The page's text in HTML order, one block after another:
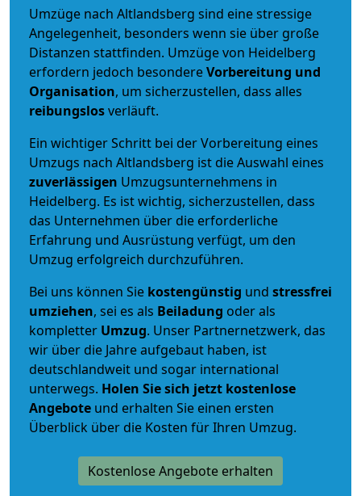
Umzüge nach Altlandsberg sind eine stressige
Angelegenheit, besonders wenn sie über große
Distanzen stattfinden. Umzüge von Heidelberg
erfordern jedoch besondereVorbereitung und
Organisation, um sicherzustellen, dass alles
reibungslosverläuft.
Ein wichtiger Schritt bei der Vorbereitung eines
Umzugs nach Altlandsberg ist die Auswahl eines
zuverlässigen Umzugsunternehmens in
Heidelberg. Es ist wichtig, sicherzustellen, dass
das Unternehmen über die erforderliche
Erfahrung und Ausrüstung verfügt, um den
Umzug erfolgreich durchzuführen.
Bei uns können Sie kostengünstig und stressfrei
umziehen, sei es als Beiladung oder als
kompletter Umzug. Unser Partnernetzwerk, das
wir über die Jahre aufgebaut haben, ist
deutschlandweit und sogar international
unterwegs. Holen Sie sich jetzt kostenlose
Angebote und erhalten Sie einen ersten
Überblick über die Kosten für Ihren Umzug.
Kostenlose Angebote erhalten